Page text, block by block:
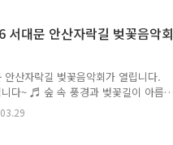
대문 안산 벚꽃축제를 시작으로 다
벚꽃축제 일정은 4월 8일 ~ 4월 10
!! TONG지기가 ..
대문 안산자락길 벚꽃음악회
산자락길 벚꽃음악회가 열립니다.
다~ ♬ 숲 속 풍경과 벚꽃길이 아름
가 열립니다. 벚꽃과 음악을 함께 즐
, 재즈, 포크, 락, 크로스오버까지 다